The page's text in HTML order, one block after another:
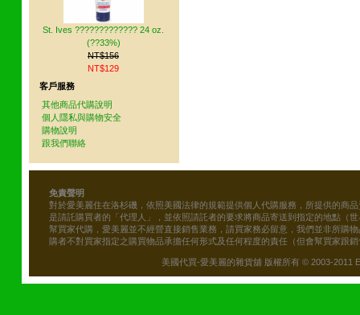
St. Ives ????????????? 24 oz.
(??33%)
NT$156
NT$129
客戶服務
其他商品代購說明
個人隱私與購物安全
購物說明
跟我們聯絡
免責聲明
對於愛美麗住在洛杉磯，依照美國法律的規範提供個人代購服務，所提供的商
是請託購買者的「代理人」，並依照請託者的要求將商品寄送到指定的地點（
幫買家代購，愛美麗並不經營直接銷售業務，請買家務必留意，我們並非所購
購者不對買家指定之購買物品承擔任何形式及任何程度的責任（但會幫買家跟
美國代買-愛美麗的雜貨舖 版權所有 © 2003-2011